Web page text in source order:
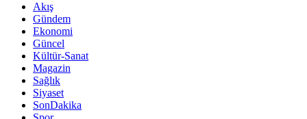
Akış
Gündem
Ekonomi
Güncel
Kültür-Sanat
Magazin
Sağlık
Siyaset
SonDakika